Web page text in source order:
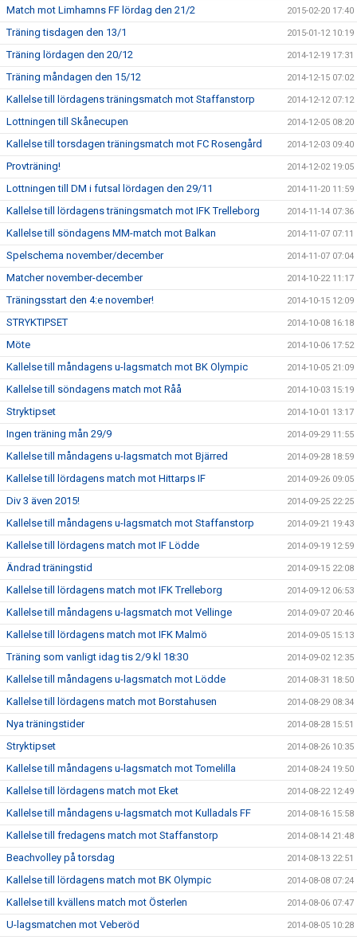
Match mot Limhamns FF lördag den 21/2 2015-02-20 17:40
Träning tisdagen den 13/1 2015-01-12 10:19
Träning lördagen den 20/12 2014-12-19 17:31
Träning måndagen den 15/12 2014-12-15 07:02
Kallelse till lördagens träningsmatch mot Staffanstorp 2014-12-12 07:12
Lottningen till Skånecupen 2014-12-05 08:20
Kallelse till torsdagen träningsmatch mot FC Rosengård 2014-12-03 09:40
Provträning! 2014-12-02 19:05
Lottningen till DM i futsal lördagen den 29/11 2014-11-20 11:59
Kallelse till lördagens träningsmatch mot IFK Trelleborg 2014-11-14 07:36
Kallelse till söndagens MM-match mot Balkan 2014-11-07 07:11
Spelschema november/december 2014-11-07 07:04
Matcher november-december 2014-10-22 11:17
Träningsstart den 4:e november! 2014-10-15 12:09
STRYKTIPSET 2014-10-08 16:18
Möte 2014-10-06 17:52
Kallelse till måndagens u-lagsmatch mot BK Olympic 2014-10-05 21:09
Kallelse till söndagens match mot Råå 2014-10-03 15:19
Stryktipset 2014-10-01 13:17
Ingen träning mån 29/9 2014-09-29 11:55
Kallelse till måndagens u-lagsmatch mot Bjärred 2014-09-28 18:59
Kallelse till lördagens match mot Hittarps IF 2014-09-26 09:05
Div 3 även 2015! 2014-09-25 22:25
Kallelse till måndagens u-lagsmatch mot Staffanstorp 2014-09-21 19:43
Kallelse till lördagens match mot IF Lödde 2014-09-19 12:59
Ändrad träningstid 2014-09-15 22:08
Kallelse till lördagens match mot IFK Trelleborg 2014-09-12 06:53
Kallelse till måndagens u-lagsmatch mot Vellinge 2014-09-07 20:46
Kallelse till lördagens match mot IFK Malmö 2014-09-05 15:13
Träning som vanligt idag tis 2/9 kl 18:30 2014-09-02 12:35
Kallelse till måndagens u-lagsmatch mot Lödde 2014-08-31 18:50
Kallelse till lördagens match mot Borstahusen 2014-08-29 08:34
Nya träningstider 2014-08-28 15:51
Stryktipset 2014-08-26 10:35
Kallelse till måndagens u-lagsmatch mot Tomelilla 2014-08-24 19:50
Kallelse till lördagens match mot Eket 2014-08-22 12:49
Kallelse till måndagens u-lagsmatch mot Kulladals FF 2014-08-16 15:58
Kallelse till fredagens match mot Staffanstorp 2014-08-14 21:48
Beachvolley på torsdag 2014-08-13 22:51
Kallelse till lördagens match mot BK Olympic 2014-08-08 07:24
Kallelse till kvällens match mot Österlen 2014-08-06 07:47
U-lagsmatchen mot Veberöd 2014-08-05 10:28